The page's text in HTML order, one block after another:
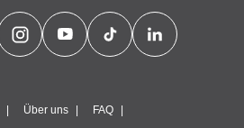
Über uns FAQ